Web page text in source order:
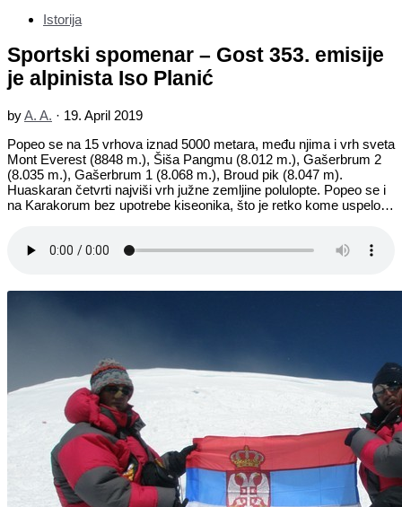
Istorija
Sportski spomenar – Gost 353. emisije
je alpinista Iso Planić
byA. A. · 19. April 2019
Popeo se na 15 vrhova iznad 5000 metara, među njima i vrh sveta
Mont Everest (8848 m.), Šiša Pangmu (8.012 m.), Gašerbrum 2
(8.035 m.), Gašerbrum 1 (8.068 m.), Broud pik (8.047 m).
Huaskaran četvrti najviši vrh južne zemljine polulopte. Popeo se i
na Karakorum bez upotrebe kiseonika, što je retko kome uspelo…